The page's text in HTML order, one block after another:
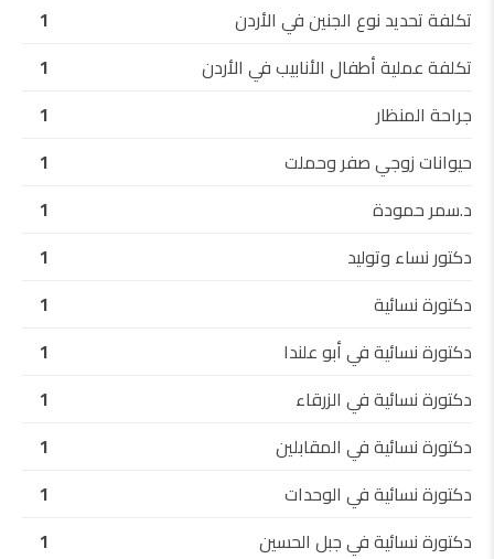
تكلفة تحديد نوع الجنين في الأردن
1
تكلفة عملية أطفال الأنابيب في الأردن
1
جراحة المنظار
1
حيوانات زوجي صفر وحملت
1
د.سمر حمودة
1
دكتور نساء وتوليد
1
دكتورة نسائية
1
دكتورة نسائية في أبو علندا
1
دكتورة نسائية في الزرقاء
1
دكتورة نسائية في المقابلين
1
دكتورة نسائية في الوحدات
1
دكتورة نسائية في جبل الحسين
1